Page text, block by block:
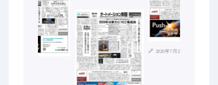
2026年7月21日